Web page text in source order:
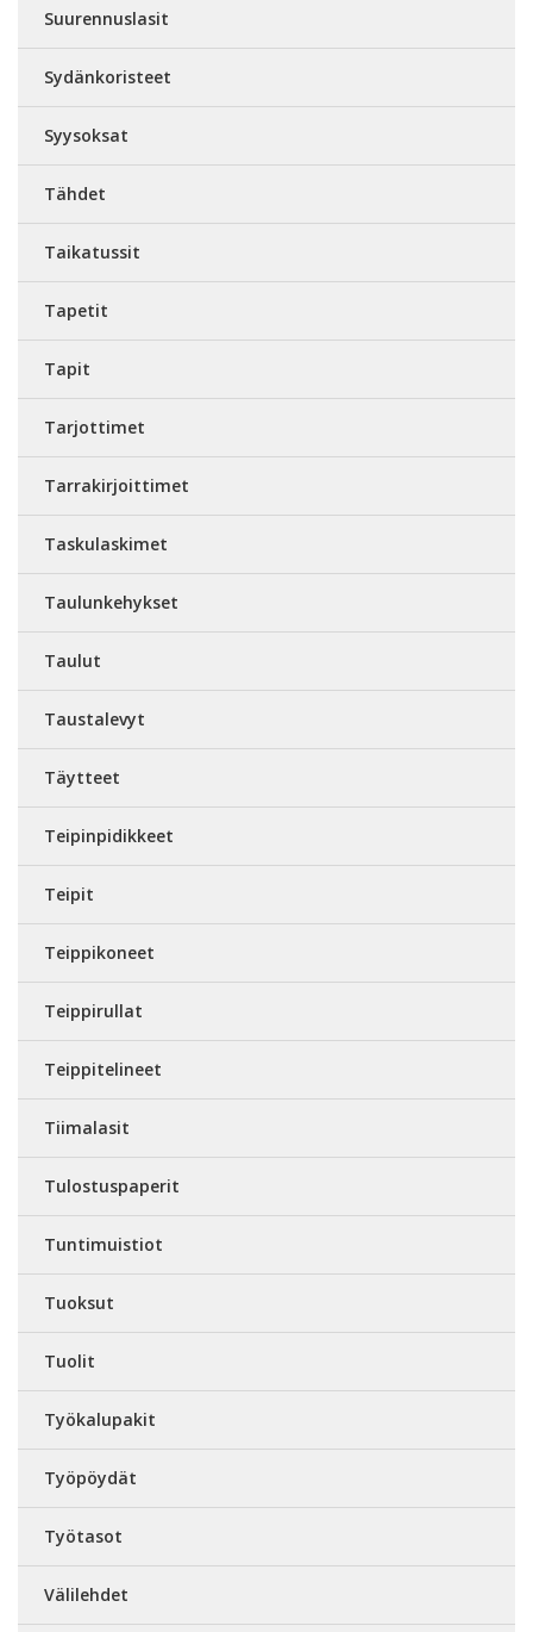
Suurennuslasit
Sydänkoristeet
Syysoksat
Tähdet
Taikatussit
Tapetit
Tapit
Tarjottimet
Tarrakirjoittimet
Taskulaskimet
Taulunkehykset
Taulut
Taustalevyt
Täytteet
Teipinpidikkeet
Teipit
Teippikoneet
Teippirullat
Teippitelineet
Tiimalasit
Tulostuspaperit
Tuntimuistiot
Tuoksut
Tuolit
Työkalupakit
Työpöydät
Työtasot
Välilehdet